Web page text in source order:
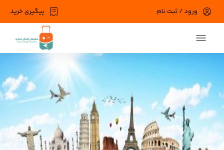
پیگیری خرید ورود / ثبت نام